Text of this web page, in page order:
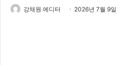
강채원 에디터 2026년 7월 9일